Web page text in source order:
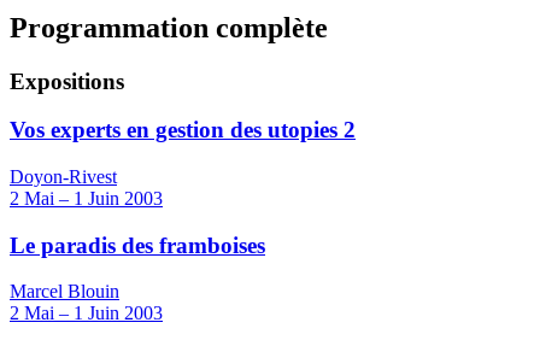
Programmation complète
Expositions
Vos experts en gestion des utopies 2
Doyon-Rivest
2 Mai – 1 Juin 2003
Le paradis des framboises
Marcel Blouin
2 Mai – 1 Juin 2003